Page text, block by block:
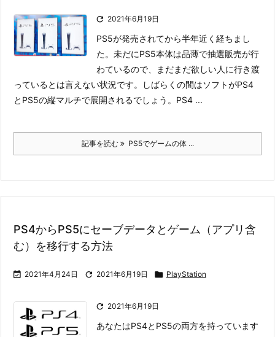
 2021年6月19日
PS5が発売されてから半年近く経ちまし
た。未だにPS5本体は品薄で抽選販売が行
わているので、まだまだ欲しい人に行き渡
っているとは言えない状況です。しばらくの間はソフトがPS4
とPS5の縦マルチで展開されるでしょう。 PS4 ...
記事を読む PS5でゲームの体 ...
PS4からPS5にセーブデータとゲーム（アプリ含
む）を移行する方法
 2021年4月24日  2021年6月19日  PlayStation
 2021年6月19日
あなたはPS4とPS5の両方を持っています